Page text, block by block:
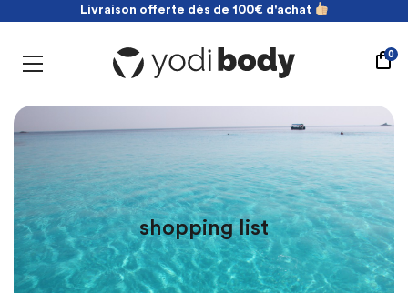
Livraison offerte dès de 100€ d'achat
Livraison offerte dès de 100€ d'achat
0
shopping list